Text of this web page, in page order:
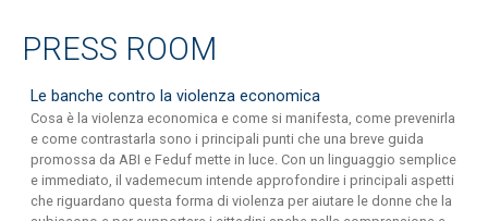
PRESS ROOM
Le banche contro la violenza economica
Cosa è la violenza economica e come si manifesta, come prevenirla
e come contrastarla sono i principali punti che una breve guida
promossa da ABI e Feduf mette in luce. Con un linguaggio semplice
e immediato, il vademecum intende approfondire i principali aspetti
che riguardano questa forma di violenza per aiutare le donne che la